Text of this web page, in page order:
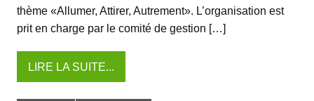
thème «Allumer, Attirer, Autrement». L’organisation est
prit en charge par le comité de gestion […]
LIRE LA SUITE...